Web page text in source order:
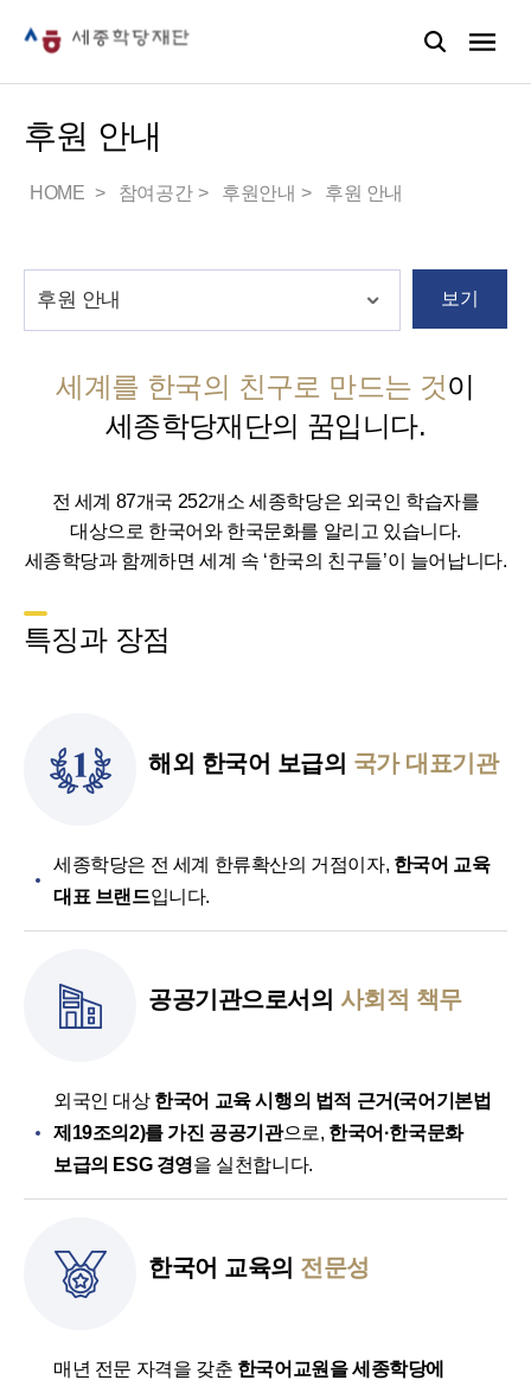
후원 안내
HOME 참여공간 후원안내 후원 안내
보기
세계를 한국의 친구로 만드는 것이
세종학당재단의 꿈입니다.
전 세계 87개국 252개소 세종학당은 외국인 학습자를
대상으로 한국어와 한국문화를 알리고 있습니다.
세종학당과 함께하면 세계 속 ‘한국의 친구들’이 늘어납니다.
특징과 장점
해외 한국어 보급의 국가 대표기관
세종학당은 전 세계 한류확산의 거점이자, 한국어 교육
대표 브랜드입니다.
공공기관으로서의 사회적 책무
외국인 대상 한국어 교육 시행의 법적 근거(국어기본법
제19조의2)를 가진 공공기관으로, 한국어·한국문화
보급의 ESG 경영을 실천합니다.
한국어 교육의 전문성
매년 전문 자격을 갖춘 한국어교원을 세종학당에